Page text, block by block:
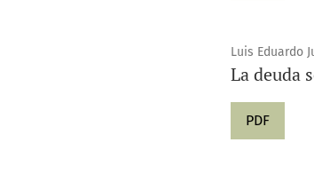
Luis Eduardo
La deuda
PDF